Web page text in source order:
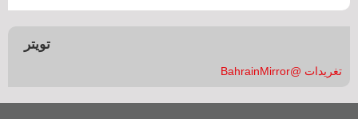
تويتر
تغريدات @BahrainMirror